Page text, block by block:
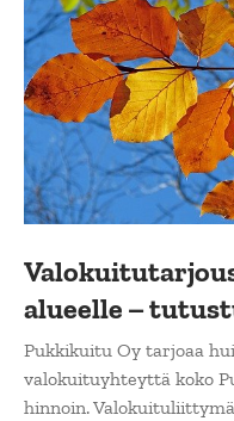
alueelle –
Pukkikuitu Oy tarjoaa
valokuituyhteyttä koko
hinnoin.